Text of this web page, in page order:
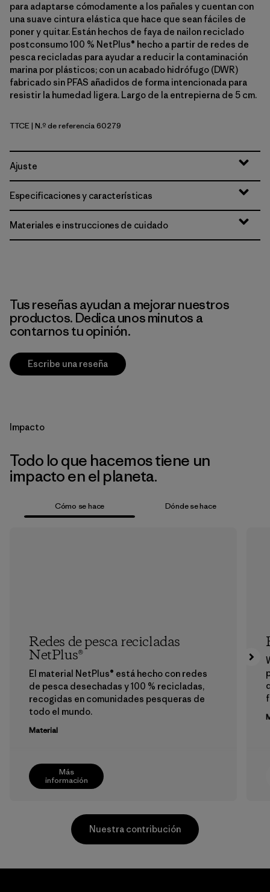
para adaptarse cómodamente a los pañales y cuentan con
una suave cintura elástica que hace que sean fáciles de
poner y quitar. Están hechos de faya de nailon reciclado
postconsumo 100 % NetPlus® hecho a partir de redes de
pesca recicladas para ayudar a reducir la contaminación
marina por plásticos; con un acabado hidrófugo (DWR)
fabricado sin PFAS añadidos de forma intencionada para
resistir la humedad ligera. Largo de la entrepierna de 5 cm.
Tidal Threads: Tropiclimb Hot Ember
TTCE| N.º de referencia 60279
Ajuste
Especificaciones y características
Materiales e instrucciones de cuidado
Tus reseñas ayudan a mejorar nuestros
productos. Dedica unos minutos a
contarnos tu opinión.
Escribe una reseña
Impacto
Todo lo que hacemos tiene un
impacto en el planeta.
Cómo se hace Dónde se hace
Más
información
Redes de pesca recicladas
NetPlus®
El material NetPlus® está hecho con redes
de pesca desechadas y 100 % recicladas,
recogidas en comunidades pesqueras de
todo el mundo.
Material
Nuestra contribución